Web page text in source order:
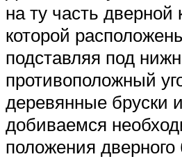
на ту часть дверной
которой
подставляя под
противоположный
деревянные бруски
добиваемся
положения дверного